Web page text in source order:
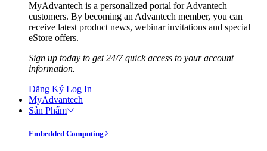
MyAdvantech is a personalized portal for Advantech
customers. By becoming an Advantech member, you can
receive latest product news, webinar invitations and special
eStore offers.
Sign up today to get 24/7 quick access to your account
information.
Đăng Ký Log In
MyAdvantech
Sản Phẩm
Embedded Computing